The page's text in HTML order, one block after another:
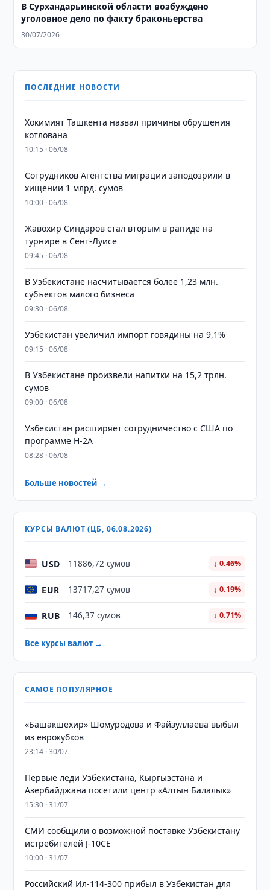
​​​​​​​В Сурхандарьинской области возбуждено
уголовное дело по факту браконьерства
30/07/2026
ПОСЛЕДНИЕ НОВОСТИ
Хокимият Ташкента назвал причины обрушения
котлована
10:15 · 06/08
Сотрудников Агентства миграции заподозрили в
хищении 1 млрд. сумов
10:00 · 06/08
Жавохир Синдаров стал вторым в рапиде на
турнире в Сент-Луисе
09:45 · 06/08
В Узбекистане насчитывается более 1,23 млн.
субъектов малого бизнеса
09:30 · 06/08
Узбекистан увеличил импорт говядины на 9,1%
09:15 · 06/08
В Узбекистане произвели напитки на 15,2 трлн.
сумов
09:00 · 06/08
Узбекистан расширяет сотрудничество с США по
программе H-2A
08:28 · 06/08
Больше новостей →
КУРСЫ ВАЛЮТ (ЦБ, 06.08.2026)
USD 11886,72 сумов ↓ 0.46%
EUR 13717,27 сумов ↓ 0.19%
RUB 146,37 сумов ↓ 0.71%
Все курсы валют →
САМОЕ ПОПУЛЯРНОЕ
«Башакшехир» Шомуродова и Файзуллаева выбыл
из еврокубков
23:14 · 30/07
Первые леди Узбекистана, Кыргызстана и
Азербайджана посетили центр «Алтын Балалык»
15:30 · 31/07
СМИ сообщили о возможной поставке Узбекистану
истребителей J-10CE
10:00 · 31/07
Российский Ил-114-300 прибыл в Узбекистан для